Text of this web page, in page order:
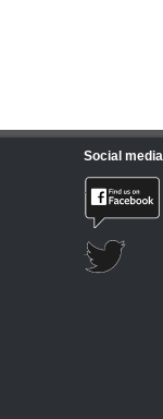
Social media